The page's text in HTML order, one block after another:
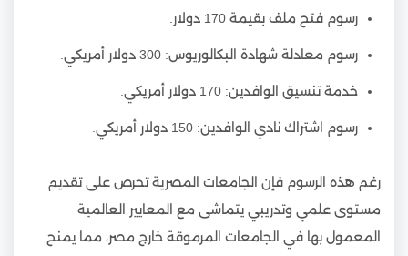
رسوم فتح ملف بقيمة 170 دولار.
رسوم معادلة شهادة البكالوريوس: 300 دولار أمريكي.
خدمة تنسيق الوافدين: 170 دولار أمريكي.
رسوم اشتراك نادي الوافدين: 150 دولار أمريكي.
رغم هذه الرسوم فإن الجامعات المصرية تحرص على تقديم
مستوى علمي وتدريبي يتماشى مع المعايير العالمية
المعمول بها في الجامعات المرموقة خارج مصر، مما يمنح